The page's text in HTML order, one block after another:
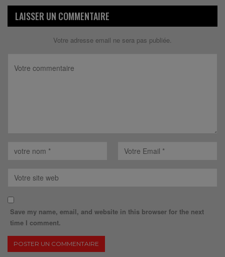
LAISSER UN COMMENTAIRE
Votre adresse email ne sera pas publiée.
Save my name, email, and website in this browser for the next
time I comment.